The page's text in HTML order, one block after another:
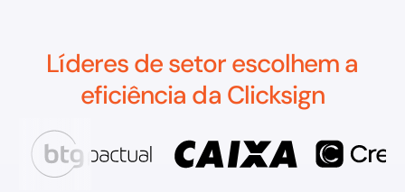
Líderes de setor escolhem a
eficiência da Clicksign